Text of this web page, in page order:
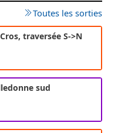
Toutes les sorties
traversée S->N
sud